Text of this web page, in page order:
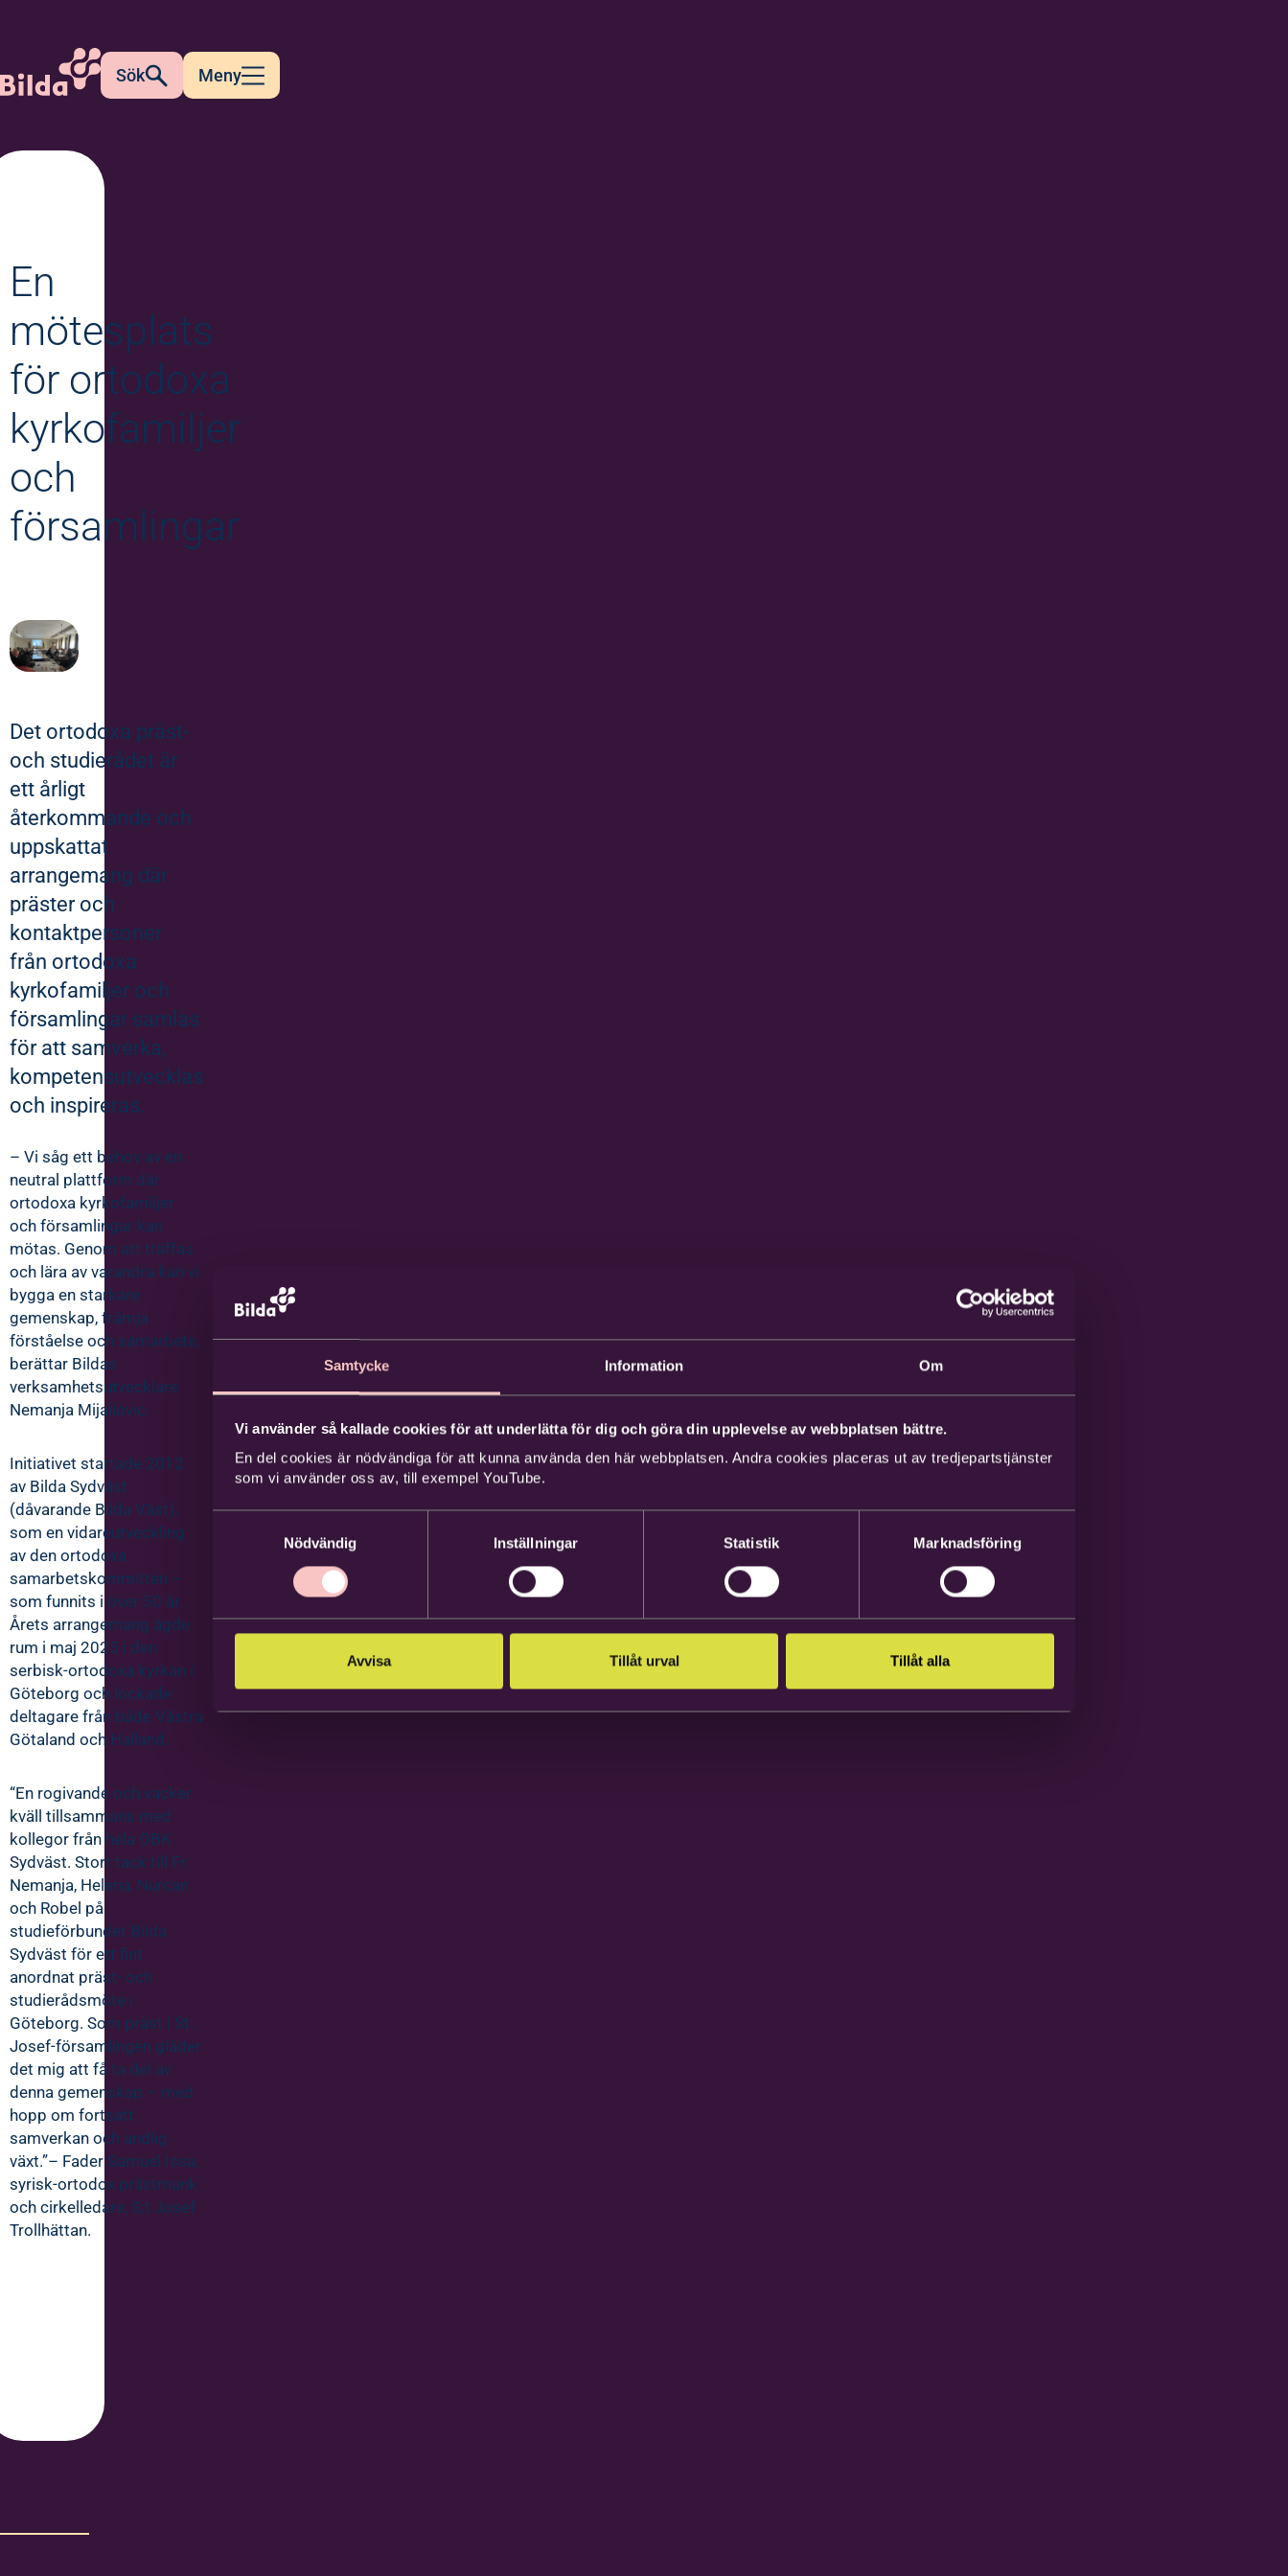
Samtycke Information Om
Vi använder så kallade cookies för att underlätta för dig och göra din upplevelse av webbplatsen bättre.
En del cookies är nödvändiga för att kunna använda den här webbplatsen. Andra cookies placeras ut av tredjepartstjänster
som vi använder oss av, till exempel YouTube.
Nödvändig
Inställningar Statistik Marknadsföring
Avvisa Tillåt urval Tillåt alla
Sök Meny
En
mötesplats
för ortodoxa
kyrkofamiljer
och
församlingar
Det ortodoxa präst-
och studierådet är
ett årligt
återkommande och
uppskattat
arrangemang där
präster och
kontaktpersoner
från ortodoxa
kyrkofamiljer och
församlingar samlas
för att samverka,
kompetensutvecklas
och inspireras.
– Vi såg ett behov av en
neutral plattform där
ortodoxa kyrkofamiljer
och församlingar kan
mötas. Genom att träffas
och lära av varandra kan vi
bygga en starkare
gemenskap, främja
förståelse och samarbete,
berättar Bildas
verksamhetsutvecklare
Nemanja Mijailovic.
Initiativet startade 2012
av Bilda Sydväst
(dåvarande Bilda Väst),
som en vidareutveckling
av den ortodoxa
samarbetskommittén –
som funnits i över 50 år.
Årets arrangemang ägde
rum i maj 2025 i den
serbisk-ortodoxa kyrkan i
Göteborg och lockade
deltagare från både Västra
Götaland och Halland.
“En rogivande och vacker
kväll tillsammans med
kollegor från hela OBK
Sydväst. Stort tack till Fr.
Nemanja, Helena, Nurcan
och Robel på
studieförbundet Bilda
Sydväst för ett fint
anordnat präst- och
studierådsmöte i
Göteborg. Som präst i St.
Josef-församlingen gläder
det mig att få ta del av
denna gemenskap – med
hopp om fortsatt
samverkan och andlig
växt.”– Fader Samuel Issa,
syrisk-ortodox prästmunk
och cirkelledare, S:t Josef
Trollhättan.